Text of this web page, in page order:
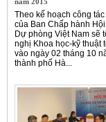
Theo kế hoạch công
của Ban Chấp hành
Dự phòng Việt Nam sẽ
nghị Khoa học-kỹ thuật
vào ngày 02 tháng 10
thành phố Hà...